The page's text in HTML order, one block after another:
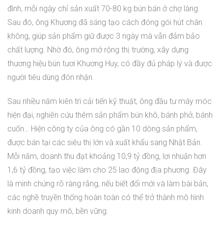
đình, mỗi ngày chỉ sản xuất 70-80 kg bún bán ở chợ làng.
Sau đó, ông Khương đã sáng tạo cách đóng gói hút chân
không, giúp sản phẩm giữ được 3 ngày mà vẫn đảm bảo
chất lượng. Nhờ đó, ông mở rộng thị trường, xây dựng
thương hiệu bún tươi Khương Huy, có đầy đủ pháp lý và được
người tiêu dùng đón nhận.
Sau nhiều năm kiên trì cải tiến kỹ thuật, ông đầu tư máy móc
hiện đại, nghiên cứu thêm sản phẩm bún khô, bánh phở, bánh
cuốn… Hiện công ty của ông có gần 10 dòng sản phẩm,
được bán tại các siêu thị lớn và xuất khẩu sang Nhật Bản.
Mỗi năm, doanh thu đạt khoảng 10,9 tỷ đồng, lợi nhuận hơn
1,6 tỷ đồng, tạo việc làm cho 25 lao động địa phương. Đây
là minh chứng rõ ràng rằng, nếu biết đổi mới và làm bài bản,
các nghề truyền thống hoàn toàn có thể trở thành mô hình
kinh doanh quy mô, bền vững.